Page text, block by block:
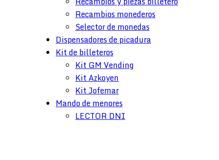
Recambios monederos
Selector de monedas
Dispensadores de picadura
Kit de billeteros
Kit GM Vending
Kit Azkoyen
Kit Jofemar
Mando de menores
LECTOR DNI